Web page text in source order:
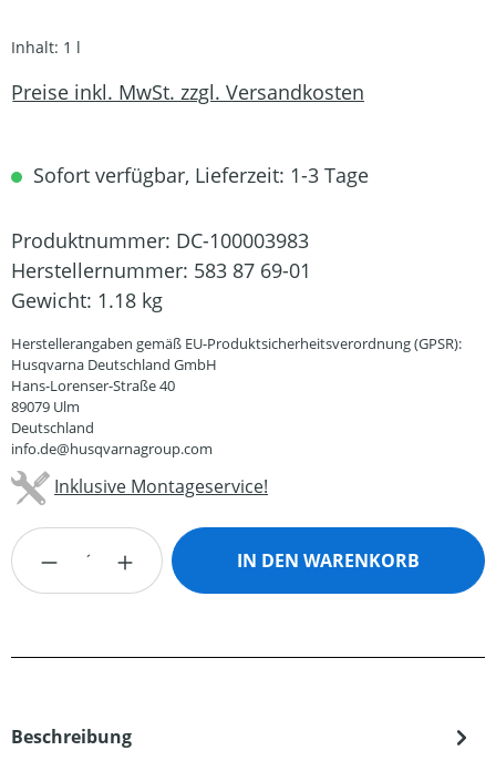
Inhalt: 1 l
Preise inkl. MwSt. zzgl. Versandkosten
Sofort verfügbar, Lieferzeit: 1-3 Tage
Produktnummer: DC-100003983
Herstellernummer: 583 87 69-01
Gewicht: 1.18 kg
Herstellerangaben gemäß EU-Produktsicherheitsverordnung (GPSR):
Husqvarna Deutschland GmbH
Hans-Lorenser-Straße 40
89079 Ulm
Deutschland
info.de@husqvarnagroup.com
Inklusive Montageservice!
Produkt Anzahl: Gib den gewünschten
IN DEN WARENKORB
Beschreibung